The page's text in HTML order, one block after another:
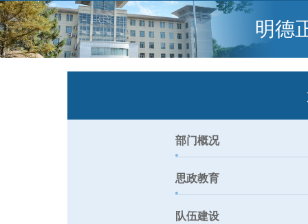
明德
部门概况
思政教育
队伍建设